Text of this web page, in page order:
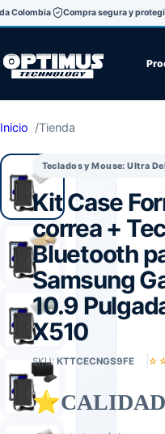
Colombia Compra segura y
Inicio Tienda
Teclados y Mouse: Ultra
Kit Case
correa +
Bluetooth
Samsung
10.9
X510
SKU: KTTCECNGS9FE